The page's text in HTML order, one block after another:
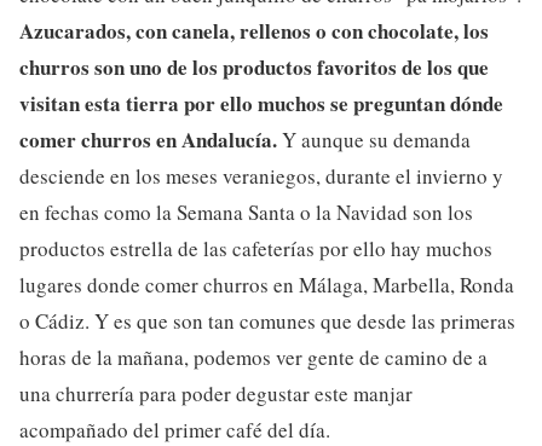
Azucarados, con canela, rellenos o con chocolate, los
churros son uno de los productos favoritos de los que
visitan esta tierra por ello muchos se preguntan dónde
comer churros en Andalucía.Y aunque su demanda
desciende en los meses veraniegos, durante el invierno y
en fechas como la Semana Santa o la Navidad son los
productos estrella de las cafeterías por ello hay muchos
lugares donde comer churros en Málaga, Marbella, Ronda
o Cádiz. Y es que son tan comunes que desde las primeras
horas de la mañana, podemos ver gente de camino de a
una churrería para poder degustar este manjar
acompañado del primer café del día.